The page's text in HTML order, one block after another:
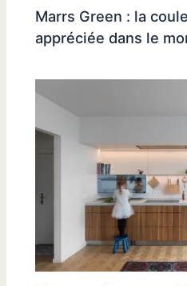
Marrs Green : la
appréciée dans le